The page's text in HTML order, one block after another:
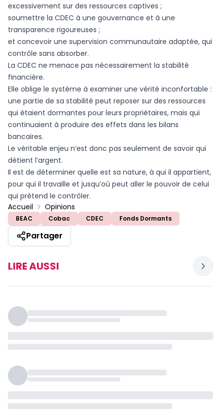
excessivement sur des ressources captives ;
soumettre la CDEC à une gouvernance et à une
transparence rigoureuses ;
et concevoir une supervision communautaire adaptée, qui
contrôle sans absorber.
La CDEC ne menace pas nécessairement la stabilité
financière.
Elle oblige le système à examiner une vérité inconfortable :
une partie de sa stabilité peut reposer sur des ressources
qui étaient dormantes pour leurs propriétaires, mais qui
continuaient à produire des effets dans les bilans
bancaires.
Le véritable enjeu n’est donc pas seulement de savoir qui
détient l’argent.
Il est de déterminer quelle est sa nature, à qui il appartient,
pour qui il travaille et jusqu’où peut aller le pouvoir de celui
qui prétend le contrôler.
Accueil
Opinions
BEAC Cobac CDEC Fonds Dormants
Partager
LIRE AUSSI